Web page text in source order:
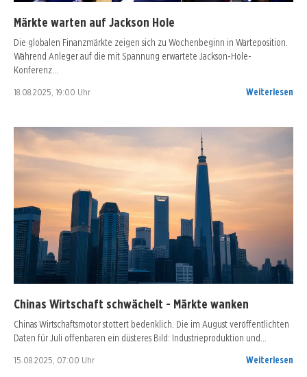
Märkte warten auf Jackson Hole
Die globalen Finanzmärkte zeigen sich zu Wochenbeginn in Warteposition.
Während Anleger auf die mit Spannung erwartete Jackson-Hole-
Konferenz…
18.08.2025, 19:00 Uhr Weiterlesen
Chinas Wirtschaft schwächelt - Märkte wanken
Chinas Wirtschaftsmotor stottert bedenklich. Die im August veröffentlichten
Daten für Juli offenbaren ein düsteres Bild: Industrieproduktion und…
15.08.2025, 07:00 Uhr Weiterlesen